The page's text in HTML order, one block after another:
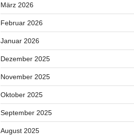
März 2026
Februar 2026
Januar 2026
Dezember 2025
November 2025
Oktober 2025
September 2025
August 2025